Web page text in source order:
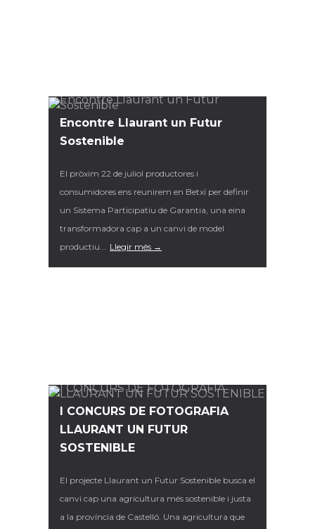
Encontre Llaurant un Futur
Sostenible
El pròxim 22 de juliol productores i
consumidores ens reunirem en Betxí per definir
un Sistema Participatiu de Garantia, una eina
transformadora cap a un canvi de model
productiu...
Llegir més →
I CONCURS DE FOTOGRAFIA
LLAURANT UN FUTUR
SOSTENIBLE
El projecte Llaurant un Futur Sostenible busca el
canvi cap una agricultura més sostenible i justa
a la província de Castelló. Una agricultura que